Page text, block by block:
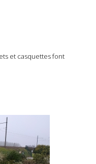
et casquettes font